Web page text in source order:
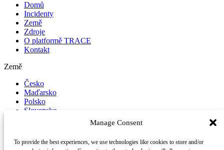
Manage Consent
To provide the best experiences, we use technologies like cookies to store and/or
Domů
Incidenty
Země
Zdroje
O platformě TRACE
Kontakt
Země
Česko
Maďarsko
Polsko
Slovensko
Sledujte nás na sociálních sítích